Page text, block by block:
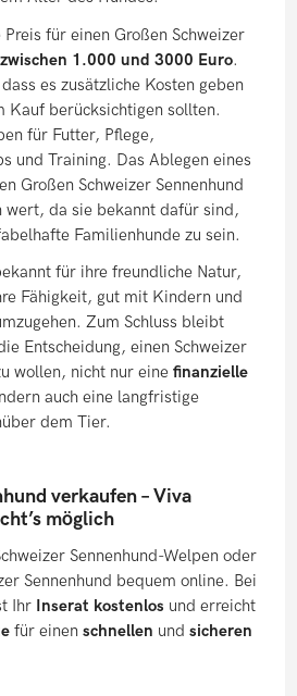
für einen Großen Schweizer
zwischen 1.000 und 3000 Euro.
es zusätzliche Kosten geben
Kauf berücksichtigen sollten.
für Futter, Pflege,
und Training. Das Ablegen eines
Großen Schweizer Sennenhund
wert, da sie bekannt dafür sind,
Familienhunde zu sein.
für ihre freundliche Natur,
Fähigkeit, gut mit Kindern und
Zum Schluss bleibt
Entscheidung, einen Schweizer
wollen, nicht nur eine finanzielle
auch eine langfristige
dem Tier.
verkaufen – Viva
möglich
Sennenhund-Welpen oder
Sennenhund bequem online. Bei
Ihr Inserat kostenlos und erreicht
für einen schnellen und sicheren